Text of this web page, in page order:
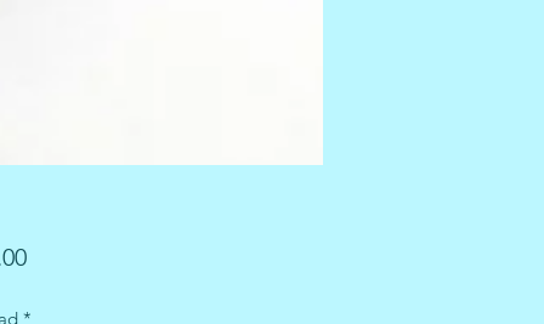
Precio
*